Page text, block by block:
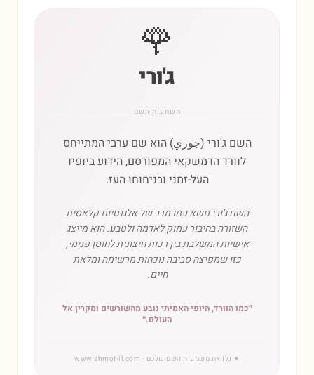
🌹
ג'ורי
משמעות השם
השם ג'ורי (جوري) הוא שם ערבי המתייחס
לוורד הדמשקאי המפורסם, הידוע ביופיו
העל-זמני ובניחוחו העז.
השם ג'ורי נושא עמו תדר של אלגנטיות קלאסית
השזורה בחיבור עמוק לאדמה ולטבע. הוא מייצג
אישיות המשלבת בין רכות חיצונית לחוסן פנימי,
כזו שמפיצה סביבה נוכחות מרשימה ומלאת
חיים.
״כמו הוורד, היופי האמיתי נובע מהשורשים ומקרין אל
העולם.״
✦ גלו את משמעות השם שלכם · www.shmot-il.com